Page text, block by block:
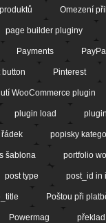
Omezení
page builder pluginy
Payments PayPal
button Pinterest
WooCommerce plugin
plugin load
popisky
šablona portfolio
post type post_id in
Poštou při
Powermag překlad